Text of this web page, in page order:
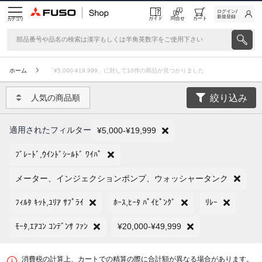
カテゴリ ガイド 問合せ カート
ログイン/
新規登録
ホーム 「¥5,000-¥19,999」に対して10件の商品が見つかりました
人気の商品順 絞り込み
適用されたフィルター ¥5,000-¥19,999
ﾌﾞﾚｰﾄﾞ,ｳｲﾝﾄﾞｼｰﾙﾄﾞ ﾜｲﾊﾟ
メーター、インジェクションポンプ、ウォッシャータンク
ﾌｨﾙﾀ ｷｯﾄ,ﾕﾘｱ ｻﾌﾟﾗｲ ﾎｰｽ,ﾋｰﾀ ﾊﾟｲﾋﾟﾝｸﾞ ﾘﾚｰ
ﾓｰﾀ,ｴｱｺﾝ ｺﾝﾃﾞﾝｻ ﾌｧﾝ ¥20,000-¥49,999
消費税の計算上、カートでの精算の際に合計額が異なる場合があります。